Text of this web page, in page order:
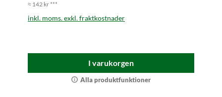
≈ 142 kr ***
inkl. moms. exkl. fraktkostnader
I varukorgen
Alla produktfunktioner